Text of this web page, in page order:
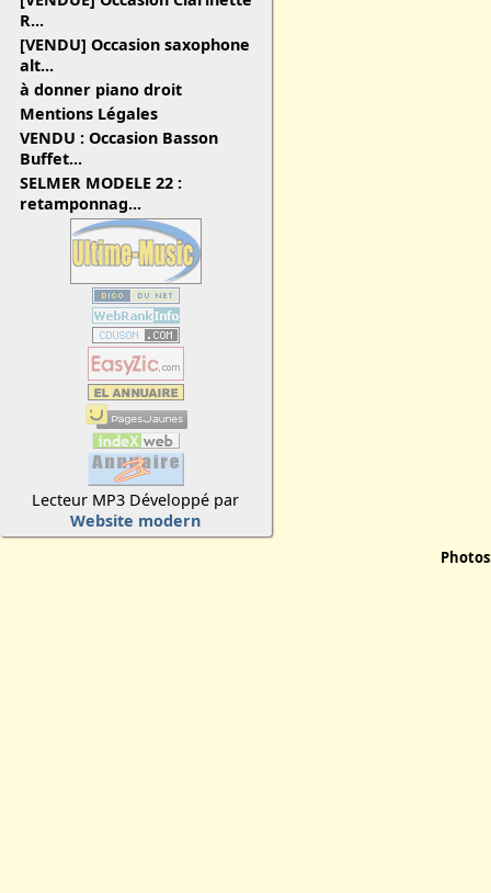
R...
[VENDU] Occasion saxophone
alt...
à donner piano droit
Mentions Légales
VENDU : Occasion Basson
Buffet...
SELMER MODELE 22 :
retamponnag...
Lecteur MP3 Développé par
Website modern